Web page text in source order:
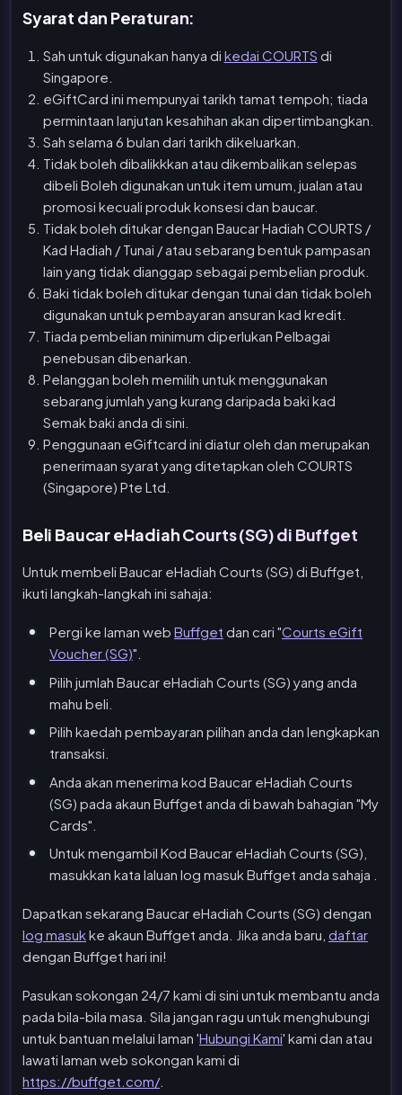
Syarat dan Peraturan:
Sah untuk digunakan hanya di kedai COURTS di
Singapore.
eGiftCard ini mempunyai tarikh tamat tempoh; tiada
permintaan lanjutan kesahihan akan dipertimbangkan.
Sah selama 6 bulan dari tarikh dikeluarkan.
Tidak boleh dibalikkkan atau dikembalikan selepas
dibeli Boleh digunakan untuk item umum, jualan atau
promosi kecuali produk konsesi dan baucar.
Tidak boleh ditukar dengan Baucar Hadiah COURTS /
Kad Hadiah / Tunai / atau sebarang bentuk pampasan
lain yang tidak dianggap sebagai pembelian produk.
Baki tidak boleh ditukar dengan tunai dan tidak boleh
digunakan untuk pembayaran ansuran kad kredit.
Tiada pembelian minimum diperlukan Pelbagai
penebusan dibenarkan.
Pelanggan boleh memilih untuk menggunakan
sebarang jumlah yang kurang daripada baki kad
Semak baki anda di sini.
Penggunaan eGiftcard ini diatur oleh dan merupakan
penerimaan syarat yang ditetapkan oleh COURTS
(Singapore) Pte Ltd.
Beli Baucar eHadiah Courts (SG) di Buffget
Untuk membeli Baucar eHadiah Courts (SG) di Buffget,
ikuti langkah-langkah ini sahaja:
Pergi ke laman web Buffget dan cari "Courts eGift
Voucher (SG)".
Pilih jumlah Baucar eHadiah Courts (SG) yang anda
mahu beli.
Pilih kaedah pembayaran pilihan anda dan lengkapkan
transaksi.
Anda akan menerima kod Baucar eHadiah Courts
(SG) pada akaun Buffget anda di bawah bahagian "My
Cards".
Untuk mengambil Kod Baucar eHadiah Courts (SG),
masukkan kata laluan log masuk Buffget anda sahaja
Dapatkan sekarang Baucar eHadiah Courts (SG) dengan
log masukke akaun Buffget anda. Jika anda baru, daftar
dengan Buffget hari ini!
Pasukan sokongan 24/7 kami di sini untuk membantu anda
pada bila-bila masa. Sila jangan ragu untuk menghubungi
untuk bantuan melalui laman 'Hubungi Kami' kami dan atau
lawati laman web sokongan kami di
https://buffget.com/.